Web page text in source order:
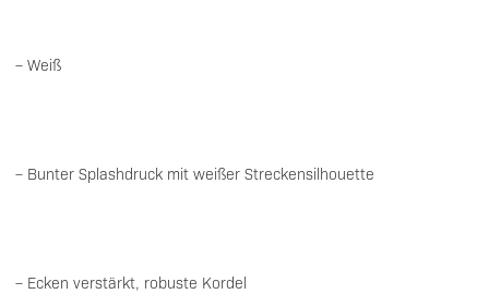
– Weiß
– Bunter Splashdruck mit weißer Streckensilhouette
– Ecken verstärkt, robuste Kordel